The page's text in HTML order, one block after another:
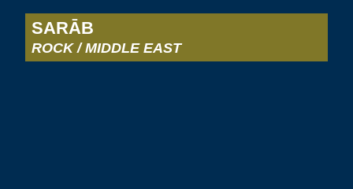
SARĀB
ROCK / MIDDLE EAST